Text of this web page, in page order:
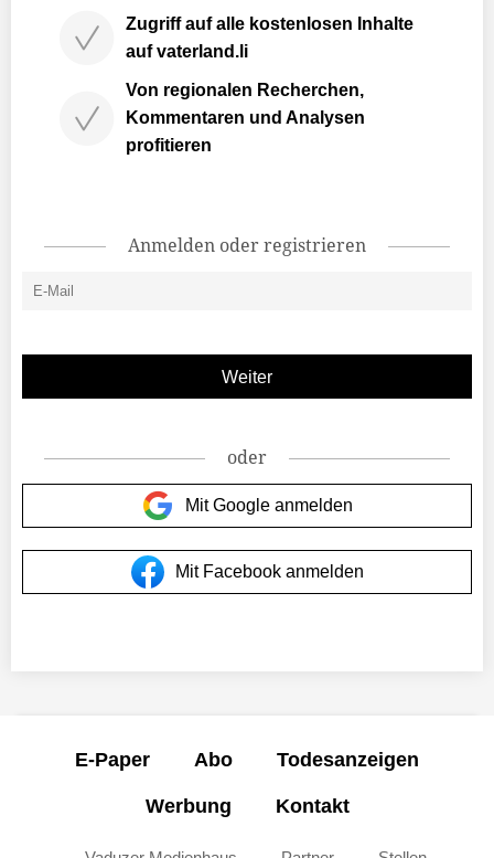
Zugriff auf alle kostenlosen Inhalte
auf vaterland.li
Von regionalen Recherchen,
Kommentaren und Analysen
profitieren
Anmelden oder registrieren
oder
Mit Google anmelden
Mit Facebook anmelden
E-Paper Abo Todesanzeigen
Werbung Kontakt